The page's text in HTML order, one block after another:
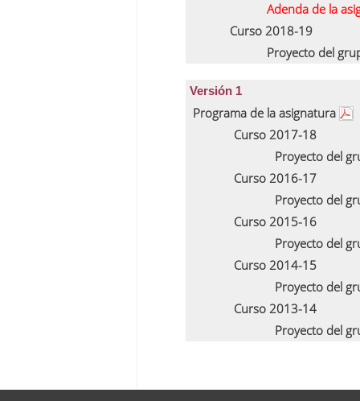
Adenda de la
Curso 2018-19
Proyecto del
Versión 1
Programa de la asignatura
Curso 2017-18
Proyecto del
Curso 2016-17
Proyecto del
Curso 2015-16
Proyecto del
Curso 2014-15
Proyecto del
Curso 2013-14
Proyecto del